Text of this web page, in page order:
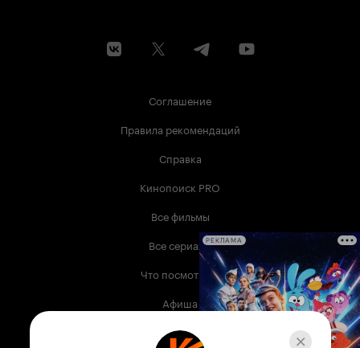
Соглашение
Правила рекомендаций
Справка
Кинопоиск PRO
Все фильмы
Все сериалы
Что посмотреть
Афиша
Музыка
РЕКЛАМА